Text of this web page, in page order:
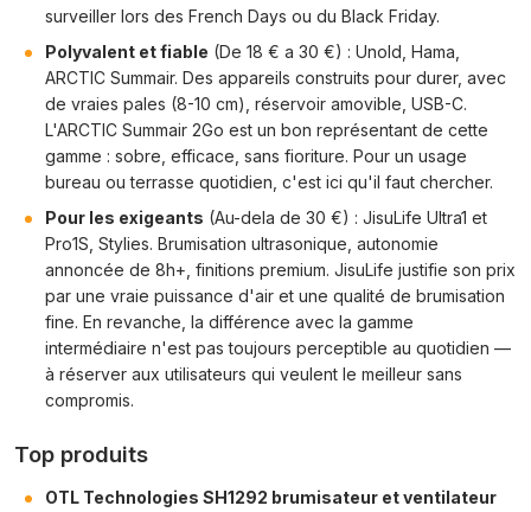
surveiller lors des French Days ou du Black Friday.
Polyvalent et fiable (De 18 € a 30 €) : Unold, Hama,
ARCTIC Summair. Des appareils construits pour durer, avec
de vraies pales (8-10 cm), réservoir amovible, USB-C.
L'ARCTIC Summair 2Go est un bon représentant de cette
gamme : sobre, efficace, sans fioriture. Pour un usage
bureau ou terrasse quotidien, c'est ici qu'il faut chercher.
Pour les exigeants (Au-dela de 30 €) : JisuLife Ultra1 et
Pro1S, Stylies. Brumisation ultrasonique, autonomie
annoncée de 8h+, finitions premium. JisuLife justifie son prix
par une vraie puissance d'air et une qualité de brumisation
fine. En revanche, la différence avec la gamme
intermédiaire n'est pas toujours perceptible au quotidien —
à réserver aux utilisateurs qui veulent le meilleur sans
compromis.
Top produits
OTL Technologies SH1292 brumisateur et ventilateur